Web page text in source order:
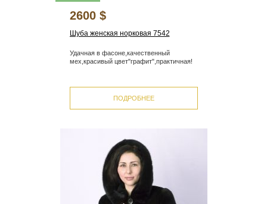
2600 $
Шуба женская норковая 7542
Удачная в фасоне,качественный
мех,красивый цвет"графит",практичная!
ПОДРОБНЕЕ